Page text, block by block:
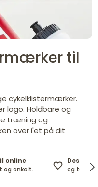
til
cykelklistermærker.
logo. Holdbare og
træning og
over i'et på dit
online
og enkelt.
Design
og tekst